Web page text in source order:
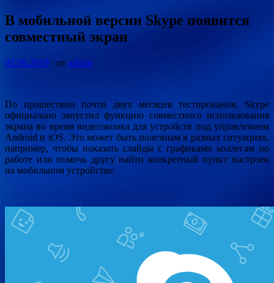
В мобильной версии Skype появится
совместный экран
05.09.2019 - от admin
По прошествии почти двух месяцев тестирования, Skype
официально запустил функцию совместного использования
экрана во время видеозвонка для устройств под управлением
Android и iOS. Это может быть полезным в разных ситуациях,
например, чтобы показать слайды с графиками коллегам по
работе или помочь другу найти конкретный пункт настроек
на мобильном устройстве.